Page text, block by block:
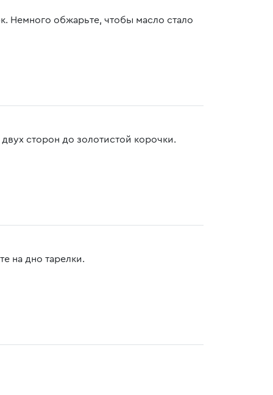
Немного обжарьте, чтобы масло стало
сторон до золотистой корочки.
на дно тарелки.